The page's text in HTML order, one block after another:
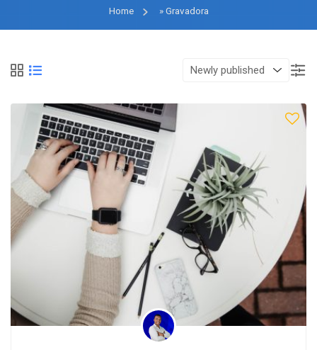
Home »Gravadora